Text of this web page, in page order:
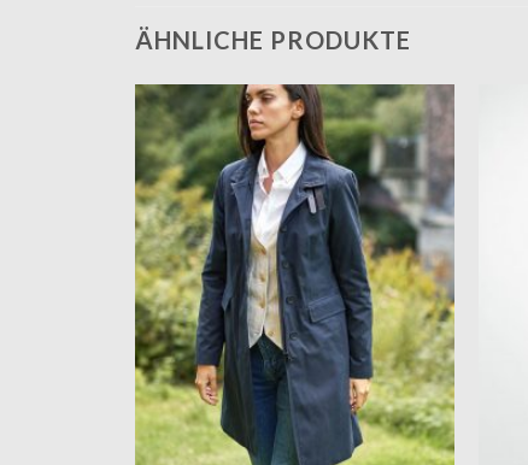
ÄHNLICHE PRODUKTE